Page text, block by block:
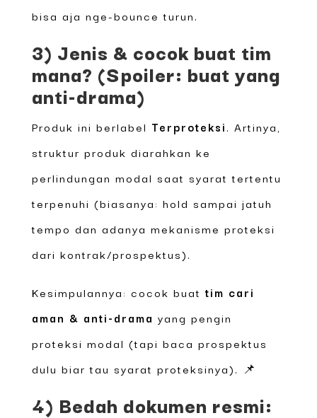
bisa aja nge-bounce turun.
3) Jenis & cocok buat tim
mana? (Spoiler: buat yang
anti-drama)
Produk ini berlabel Terproteksi. Artinya,
struktur produk diarahkan ke
perlindungan modal saat syarat tertentu
terpenuhi (biasanya: hold sampai jatuh
tempo dan adanya mekanisme proteksi
dari kontrak/prospektus).
Kesimpulannya: cocok buattim cari
aman & anti-drama yang pengin
proteksi modal (tapi baca prospektus
dulu biar tau syarat proteksinya). 📌
4) Bedah dokumen resmi: